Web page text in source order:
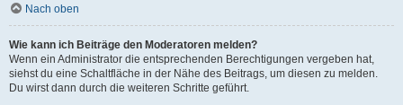
Nach oben
Wie kann ich Beiträge den Moderatoren melden?
Wenn ein Administrator die entsprechenden Berechtigungen vergeben hat,
siehst du eine Schaltfläche in der Nähe des Beitrags, um diesen zu melden.
Du wirst dann durch die weiteren Schritte geführt.